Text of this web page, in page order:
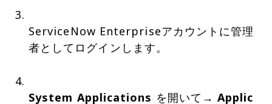
ServiceNow Enterpriseアカウントに管理
者としてログインします。
System Applications を開いて→Applic